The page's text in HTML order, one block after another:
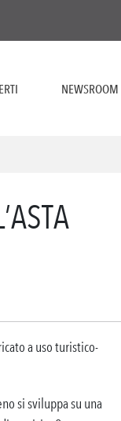
NEWSROOM
a uso turistico-
si sviluppa su una